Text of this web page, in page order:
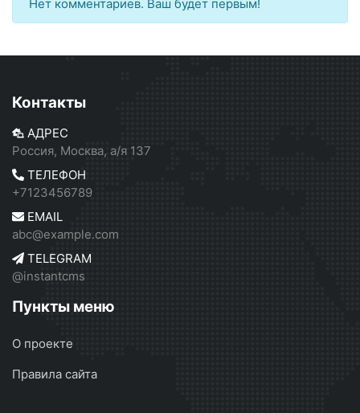
Нет комментариев. Ваш будет первым!
Контакты
АДРЕС
Россия, Москва, а/я 137
ТЕЛЕФОН
+7123456789
EMAIL
abc@example.com
TELEGRAM
@instantcms
Пункты меню
О проекте
Правила сайта